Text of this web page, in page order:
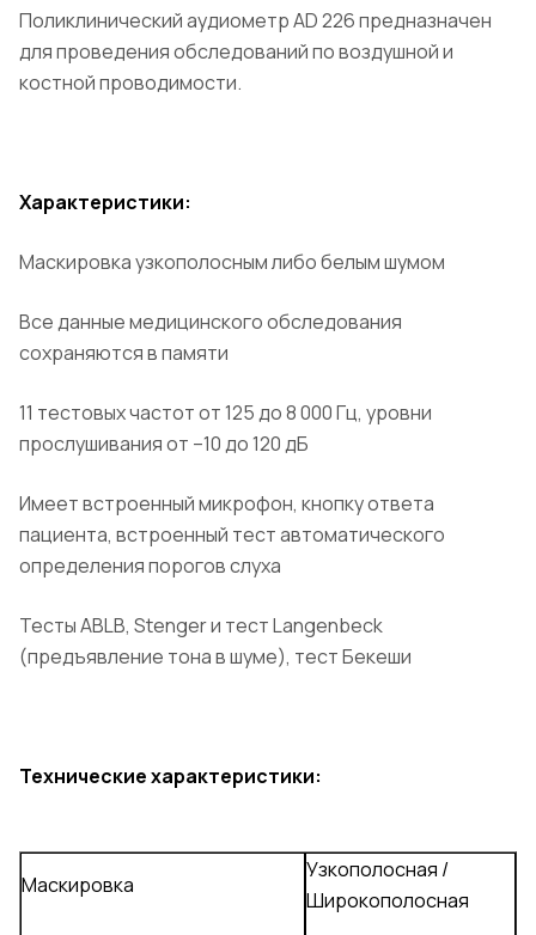
Поликлинический аудиометр AD 226 предназначен
для проведения обследований по воздушной и
костной проводимости.
Характеристики:
Маскировка узкополосным либо белым шумом
Все данные медицинского обследования
сохраняются в памяти
11 тестовых частот от 125 до 8 000 Гц, уровни
прослушивания от –10 до 120 дБ
Имеет встроенный микрофон, кнопку ответа
пациента, встроенный тест автоматического
определения порогов слуха
Тесты ABLB, Stenger и тест Langenbeck
(предъявление тона в шуме), тест Бекеши
Технические характеристики:
Маскировка
Узкополосная /
Широкополосная